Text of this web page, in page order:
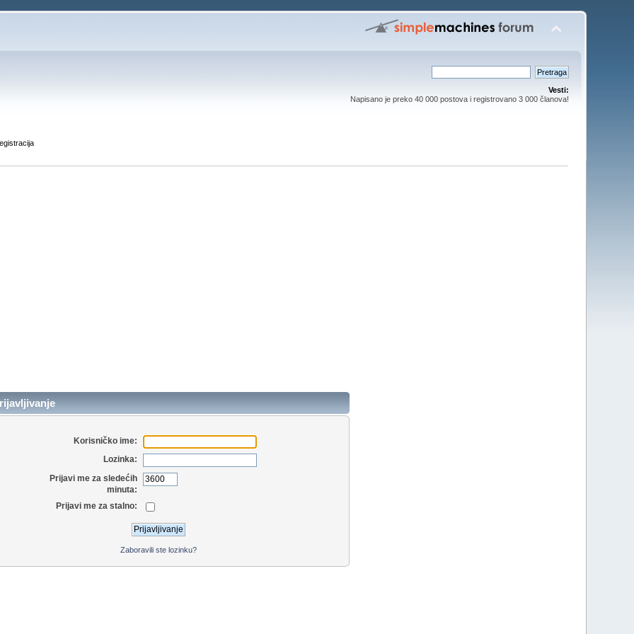
Vesti:
Napisano je preko 40 000 postova i registrovano 3 000 članova!
Korisničko ime:
Lozinka:
Prijavi me za sledećih
minuta:
Prijavi me za stalno:
Zaboravili ste lozinku?